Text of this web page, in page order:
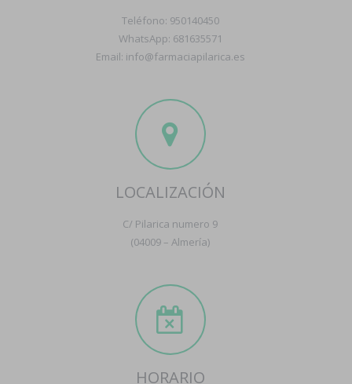
Teléfono: 950140450
WhatsApp: 681635571
Email: info@farmaciapilarica.es
LOCALIZACIÓN
C/ Pilarica numero 9
(04009 – Almería)
HORARIO